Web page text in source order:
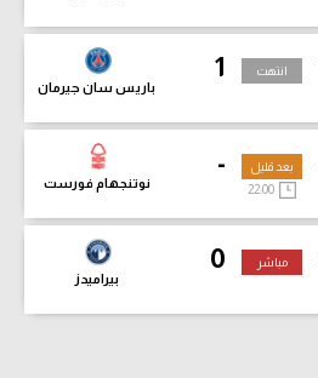
1
باريس سان جيرمان
انتهت
-
نوتنجهام فورست
بعد قليل
0
بيراميدز
مباشر